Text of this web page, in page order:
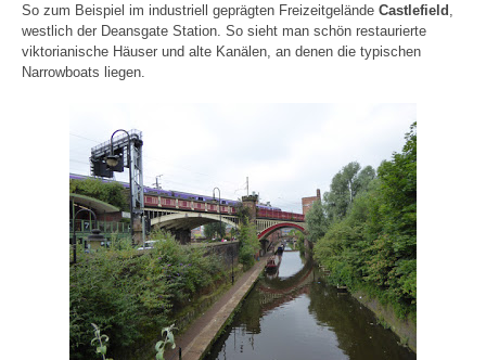
So zum Beispiel im industriell geprägten Freizeitgelände Castlefield
westlich der Deansgate Station. So sieht man schön restaurierte
viktorianische Häuser und alte Kanälen, an denen die typischen
Narrowboats liegen.